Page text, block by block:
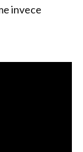
invece